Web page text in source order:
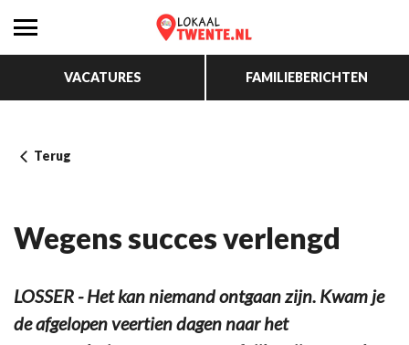
VACATURES FAMILIEBERICHTEN
Terug
Wegens succes verlengd
LOSSER - Het kan niemand ontgaan zijn. Kwam je
de afgelopen veertien dagen naar het